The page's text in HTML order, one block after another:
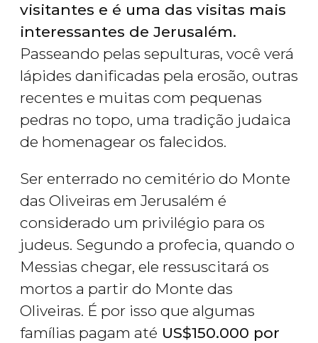
visitantes e é uma das visitas mais
interessantes de Jerusalém.
Passeando pelas sepulturas, você verá
lápides danificadas pela erosão, outras
recentes e muitas com pequenas
pedras no topo, uma tradição judaica
de homenagear os falecidos.
Ser enterrado no cemitério do Monte
das Oliveiras em Jerusalém é
considerado um privilégio para os
judeus. Segundo a profecia, quando o
Messias chegar, ele ressuscitará os
mortos a partir do Monte das
Oliveiras. É por isso que algumas
famílias pagam até US$150.000 por